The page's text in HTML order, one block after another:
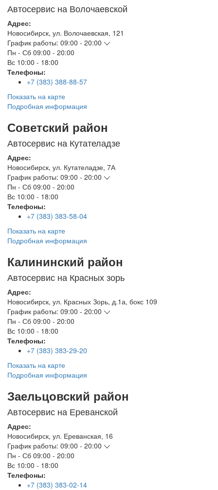
Автосервис на Волочаевской
Адрес:
Новосибирск, ул. Волочаевская, 121
График работы: 09:00 - 20:00
Пн - Сб 09:00 - 20:00
Вс 10:00 - 18:00
Телефоны:
+7 (383) 388-88-57
Показать на карте
Подробная информация
Советский район
Автосервис на Кутателадзе
Адрес:
Новосибирск, ул. Кутателадзе, 7А
График работы: 09:00 - 20:00
Пн - Сб 09:00 - 20:00
Вс 10:00 - 18:00
Телефоны:
+7 (383) 383-58-04
Показать на карте
Подробная информация
Калининский район
Автосервис на Красных зорь
Адрес:
Новосибирск, ул. Красных Зорь, д.1а, бокс 109
График работы: 09:00 - 20:00
Пн - Сб 09:00 - 20:00
Вс 10:00 - 18:00
Телефоны:
+7 (383) 383-29-20
Показать на карте
Подробная информация
Заельцовский район
Автосервис на Ереванской
Адрес:
Новосибирск, ул. Ереванская, 16
График работы: 09:00 - 20:00
Пн - Сб 09:00 - 20:00
Вс 10:00 - 18:00
Телефоны:
+7 (383) 383-02-14